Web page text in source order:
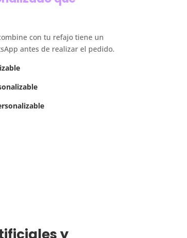
con tu refajo tiene un
antes de realizar el pedido.
y